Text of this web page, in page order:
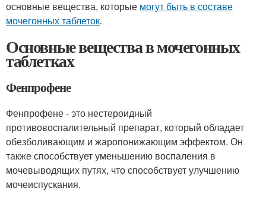
основные вещества, которые могут быть в составе
мочегонных таблеток.
Основные вещества в мочегонных
таблетках
Фенпрофене
Фенпрофене - это нестероидный
противовоспалительный препарат, который обладает
обезболивающим и жаропонижающим эффектом. Он
также способствует уменьшению воспаления в
мочевыводящих путях, что способствует улучшению
мочеиспускания.